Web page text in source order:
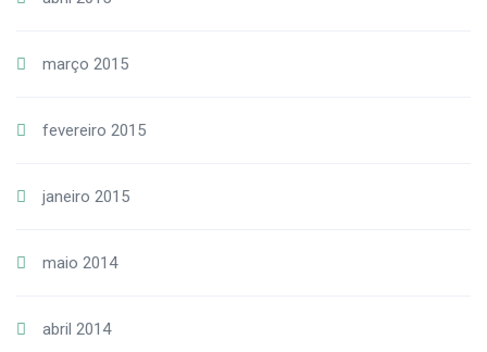
março 2015
fevereiro 2015
janeiro 2015
maio 2014
abril 2014